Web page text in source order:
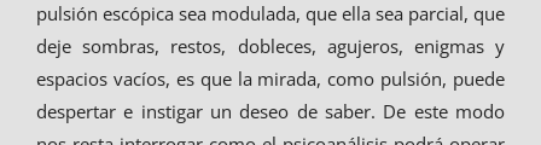
pulsión escópica sea modulada, que ella sea parcial, que
deje sombras, restos, dobleces, agujeros, enigmas y
espacios vacíos, es que la mirada, como pulsión, puede
despertar e instigar un deseo de saber. De este modo